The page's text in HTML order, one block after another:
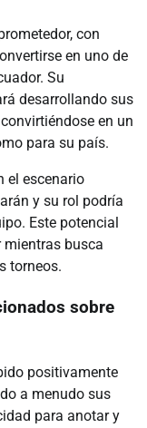
con
en uno de
Su
desarrollando sus
en un
para su país.
el escenario
y su rol podría
Este potencial
mientras busca
torneos.
sobre
positivamente
a menudo sus
para anotar y